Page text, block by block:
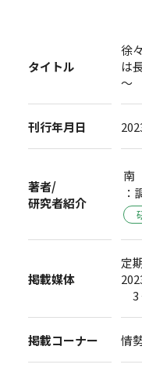
タイトル
徐
は
～
刊行年月日
著者/
研究者紹介
南
掲載媒体
定
3
掲載コーナー 情